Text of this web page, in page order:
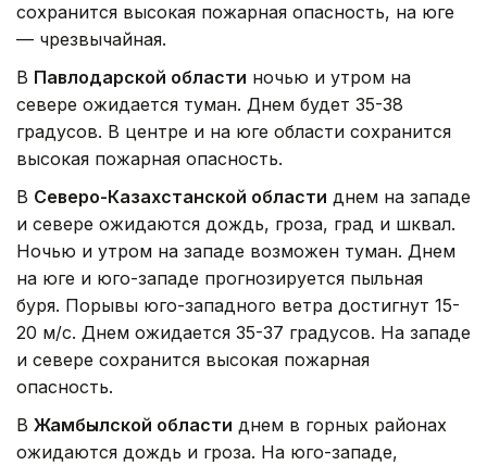
сохранится высокая пожарная опасность, на юге
— чрезвычайная.
В Павлодарской области ночью и утром на
севере ожидается туман. Днем будет 35-38
градусов. В центре и на юге области сохранится
высокая пожарная опасность.
В Северо-Казахстанской области днем на западе
и севере ожидаются дождь, гроза, град и шквал.
Ночью и утром на западе возможен туман. Днем
на юге и юго-западе прогнозируется пыльная
буря. Порывы юго-западного ветра достигнут 15-
20 м/с. Днем ожидается 35-37 градусов. На западе
и севере сохранится высокая пожарная
опасность.
В Жамбылской области днем в горных районах
ожидаются дождь и гроза. На юго-западе,